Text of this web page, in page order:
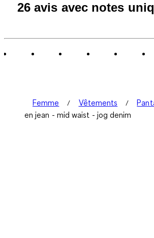
26 avis avec notes
Femme Vêtements
en jean - mid waist - jog denim